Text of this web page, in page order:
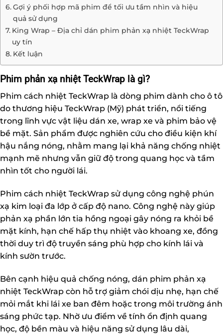
Gợi ý phối hợp mã phim để tối ưu tầm nhìn và hiệu
quả sử dụng
King Wrap – Địa chỉ dán phim phản xạ nhiệt TeckWrap
uy tín
Kết luận
Phim phản xạ nhiệt TeckWrap là gì?
Phim cách nhiệt TeckWrap là dòng phim dành cho ô tô
do thương hiệu TeckWrap (Mỹ) phát triển, nổi tiếng
trong lĩnh vực vật liệu dán xe, wrap xe và phim bảo vệ
bề mặt. Sản phẩm được nghiên cứu cho điều kiện khí
hậu nắng nóng, nhằm mang lại khả năng chống nhiệt
mạnh mẽ nhưng vẫn giữ độ trong quang học và tầm
nhìn tốt cho người lái.
Phim cách nhiệt TeckWrap sử dụng công nghệ phún
xạ kim loại đa lớp ở cấp độ nano. Công nghệ này giúp
phản xạ phần lớn tia hồng ngoại gây nóng ra khỏi bề
mặt kính, hạn chế hấp thụ nhiệt vào khoang xe, đồng
thời duy trì độ truyền sáng phù hợp cho kính lái và
kính sườn trước.
Bên cạnh hiệu quả chống nóng, dán phim phản xạ
nhiệt TeckWrap còn hỗ trợ giảm chói dịu nhẹ, hạn chế
mỏi mắt khi lái xe ban đêm hoặc trong môi trường ánh
sáng phức tạp. Nhờ ưu điểm về tính ổn định quang
học, độ bền màu và hiệu năng sử dụng lâu dài,